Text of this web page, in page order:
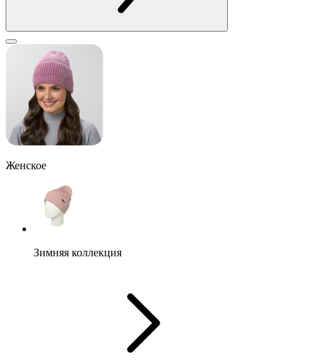
Женское
Зимняя коллекция